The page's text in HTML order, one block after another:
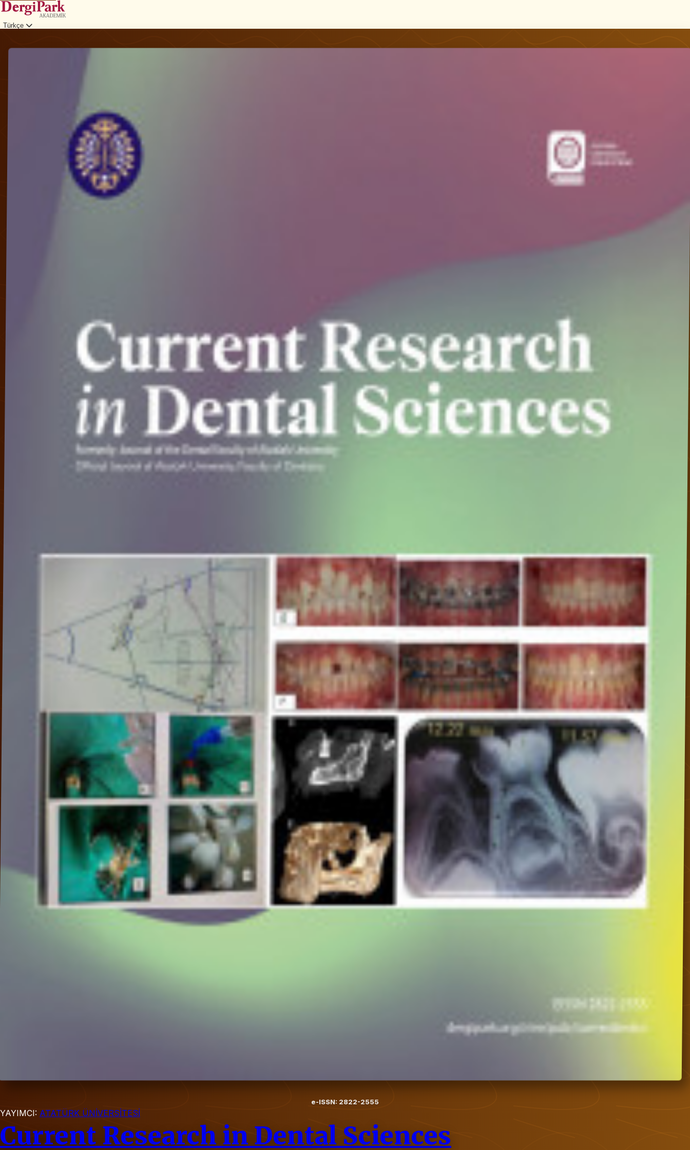
Türkçe
e-ISSN: 2822-2555
YAYIMCI: ATATÜRK ÜNİVERSİTESİ
Current Research in Dental Sciences